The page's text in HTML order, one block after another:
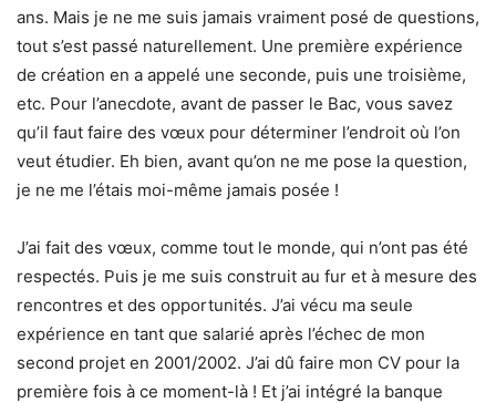
ans. Mais je ne me suis jamais vraiment posé de questions,
tout s’est passé naturellement. Une première expérience
de création en a appelé une seconde, puis une troisième,
etc. Pour l’anecdote, avant de passer le Bac, vous savez
qu’il faut faire des vœux pour déterminer l’endroit où l’on
veut étudier. Eh bien, avant qu’on ne me pose la question,
je ne me l’étais moi-même jamais posée !
J’ai fait des vœux, comme tout le monde, qui n’ont pas été
respectés. Puis je me suis construit au fur et à mesure des
rencontres et des opportunités. J’ai vécu ma seule
expérience en tant que salarié après l’échec de mon
second projet en 2001/2002. J’ai dû faire mon CV pour la
première fois à ce moment-là ! Et j’ai intégré la banque